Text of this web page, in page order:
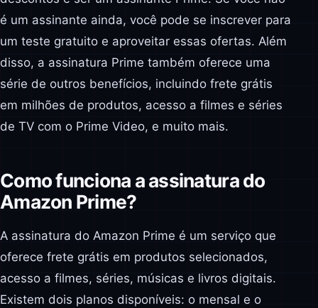
é um assinante ainda, você pode se inscrever para
um teste gratuito e aproveitar essas ofertas. Além
disso, a assinatura Prime também oferece uma
série de outros benefícios, incluindo frete grátis
em milhões de produtos, acesso a filmes e séries
de TV com o Prime Video, e muito mais.
Como funciona a assinatura do
Amazon Prime?
A assinatura do Amazon Prime é um serviço que
oferece frete grátis em produtos selecionados,
acesso a filmes, séries, músicas e livros digitais.
Existem dois planos disponíveis: o mensal e o